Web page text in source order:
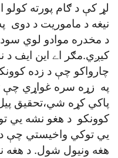
لړ کې د ګام پورته
نيغه د ماموريت د دوی
د مخدره موادو لوي
کيږي.مګر اے اين ايف د
چارواکو چې د زده
په زړه سره غواړي چې
پاکي کړه شي،تحقيق
کوونکو د هغو نشه يي
يي توکي واخيستي چې
هغه ونيول شول. د هغه